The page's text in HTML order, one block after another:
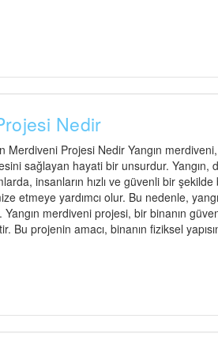
Nedir
Merdiveni Projesi Nedir Yangın
sağlayan hayati bir unsurdur.
insanların hızlı ve güvenli bir
etmeye yardımcı olur. Bu nedenle,
Yangın merdiveni projesi, bir binanın
Bu projenin amacı, binanın fiziksel